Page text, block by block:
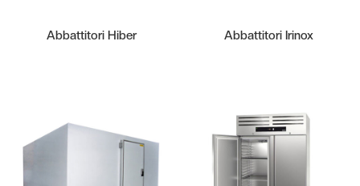
Abbattitori Hiber Abbattitori Irinox